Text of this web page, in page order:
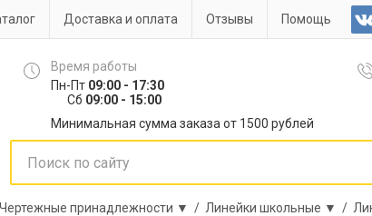
Доставка и оплата Отзывы Помощь
Время работы
Пн-Пт 09:00 - 17:30
Сб 09:00 - 15:00
Минимальная сумма заказа от 1500 рублей
Чертежные принадлежности ▼ / Линейки школьные ▼ /